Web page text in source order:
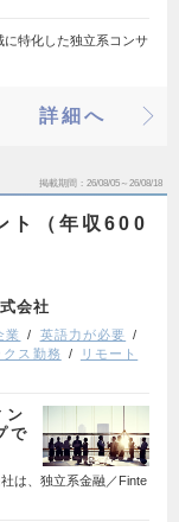
に特化した独立系コンサ
詳細へ
掲載期間 26/08/05～26/08/18
ト（年収600
会社
業
英語力が必要
クス勤務
リモート
ン
で
は、独立系金融／Finte